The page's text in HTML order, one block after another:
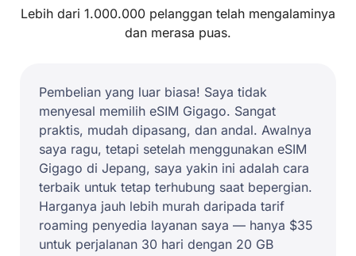
Lebih dari 1.000.000 pelanggan telah mengalaminya
dan merasa puas.
Pembelian yang luar biasa! Saya tidak
menyesal memilih eSIM Gigago. Sangat
praktis, mudah dipasang, dan andal. Awalnya
saya ragu, tetapi setelah menggunakan eSIM
Gigago di Jepang, saya yakin ini adalah cara
terbaik untuk tetap terhubung saat bepergian.
Harganya jauh lebih murah daripada tarif
roaming penyedia layanan saya — hanya $35
untuk perjalanan 30 hari dengan 20 GB